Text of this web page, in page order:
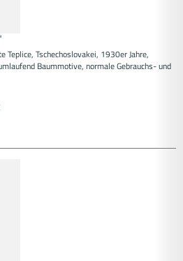
Teplice, Tschechoslovakei, 1930er Jahre,
Baummotive, normale Gebrauchs- und